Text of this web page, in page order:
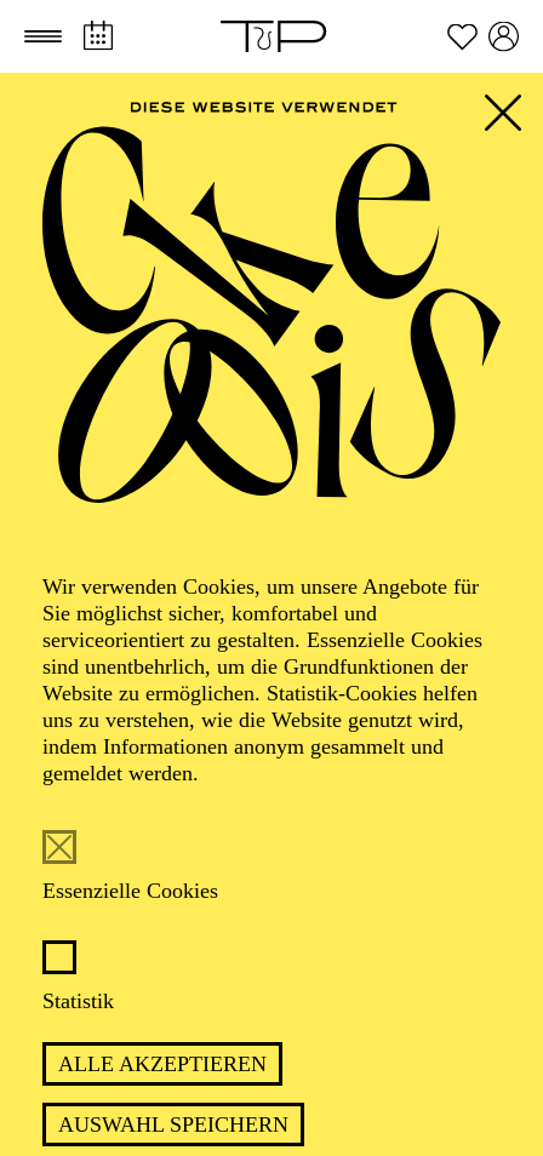
Zum Hauptinhalt springen Zum Footer springen
Wir verwenden Cookies, um unsere Angebote für
Sie möglichst sicher, komfortabel und
serviceorientiert zu gestalten. Essenzielle Cookies
sind unentbehrlich, um die Grundfunktionen der
Website zu ermöglichen. Statistik-Cookies helfen
uns zu verstehen, wie die Website genutzt wird,
indem Informationen anonym gesammelt und
gemeldet werden.
Essenzielle Cookies
Statistik
ALLE AKZEPTIEREN
AUSWAHL SPEICHERN
PHILHARMONIE
Entertainment
Takeover! by Miki
meets Anna
Lapwood
TERMIN
Samstag 10. Oktober 2026